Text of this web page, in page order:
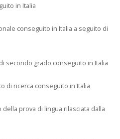
in Italia
conseguito in Italia a seguito di
secondo grado conseguito in Italia
di ricerca conseguito in Italia
prova di lingua rilasciata dalla